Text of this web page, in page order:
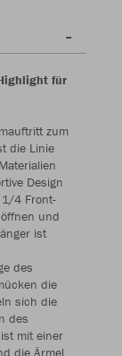
für
zum
die Linie
Design
1/4 Front-
und
ist
des
die
sich die
des
mit einer
die Ärmel